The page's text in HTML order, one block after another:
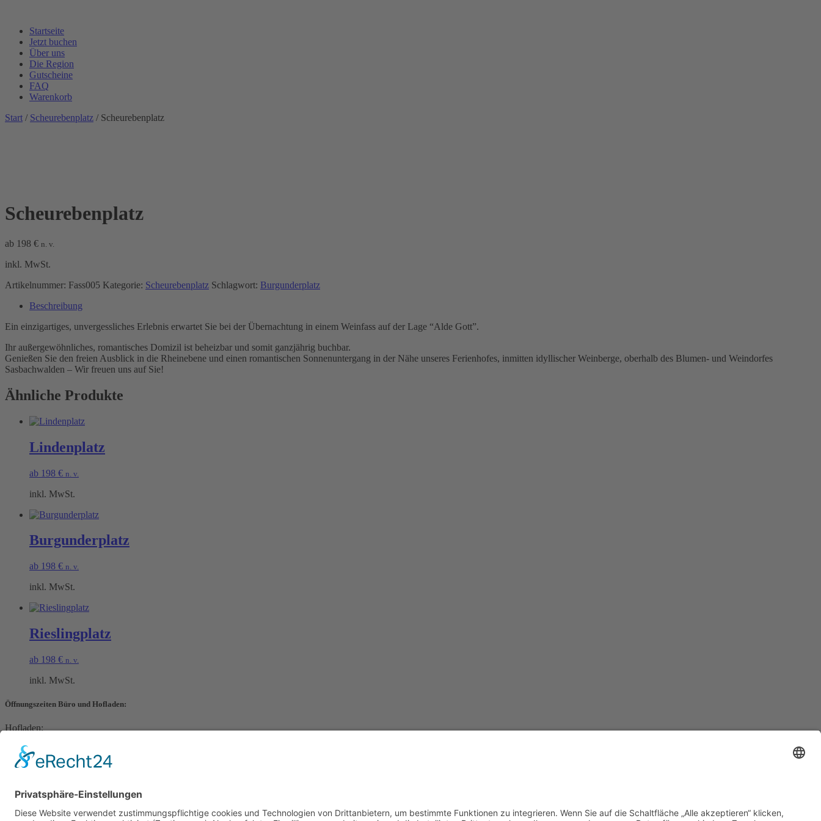
Startseite
Jetzt buchen
Über uns
Die Region
Gutscheine
FAQ
Warenkorb
Start / Scheurebenplatz / Scheurebenplatz
Scheurebenplatz
ab 198 € n. v.
inkl. MwSt.
Artikelnummer: Fass005 Kategorie: Scheurebenplatz Schlagwort: Burgunderplatz
Beschreibung
Ein einzigartiges, unvergessliches Erlebnis erwartet Sie bei der Übernachtung in einem Weinfass auf der Lage “Alde Gott”.
Ihr außergewöhnliches, romantisches Domizil ist beheizbar und somit ganzjährig buchbar.
Genießen Sie den freien Ausblick in die Rheinebene und einen romantischen Sonnenuntergang in der Nähe unseres Ferienhofes, inmitten idyllischer Weinberge, oberhalb des Blumen- und Weindorfes
Sasbachwalden – Wir freuen uns auf Sie!
Ähnliche Produkte
Lindenplatz
ab 198 € n. v.
inkl. MwSt.
Burgunderplatz
ab 198 € n. v.
inkl. MwSt.
Rieslingplatz
ab 198 € n. v.
inkl. MwSt.
Öffnungszeiten Büro und Hofladen:
Hofladen:
Telefonisch erreichen Sie uns:
Montag bis Freitag von 09:00 – 11:30 Uhr
Warenkorb
Kasse
Datenschutzerklärung